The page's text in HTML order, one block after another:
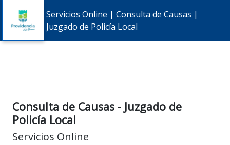
Servicios Online | Consulta de Causas |
Juzgado de Policía Local
Consulta de Causas - Juzgado de
Policía Local
Servicios Online